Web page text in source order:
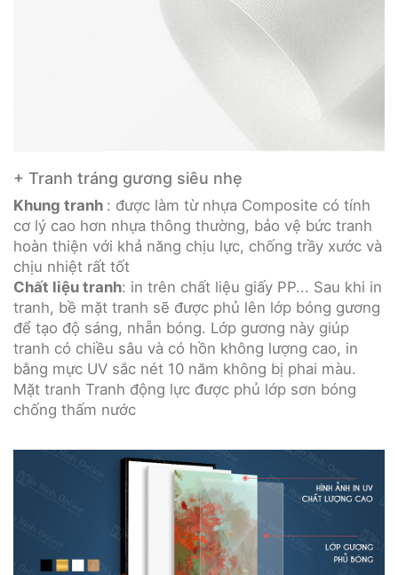
+ Tranh tráng gương siêu nhẹ
Khung tranh : được làm từ nhựa Composite có tính
cơ lý cao hơn nhựa thông thường, bảo vệ bức tranh
hoàn thiện với khả năng chịu lực, chống trầy xước và
chịu nhiệt rất tốt
Chất liệu tranh: in trên chất liệu giấy PP... Sau khi in
tranh, bề mặt tranh sẽ được phủ lên lớp bóng gương
để tạo độ sáng, nhẵn bóng. Lớp gương này giúp
tranh có chiều sâu và có hồn không lượng cao, in
bằng mực UV sắc nét 10 năm không bị phai màu.
Mặt tranh Tranh động lực được phủ lớp sơn bóng
chống thấm nước